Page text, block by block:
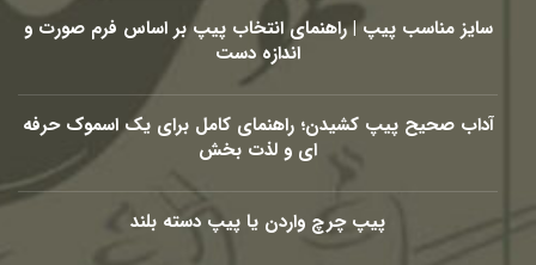
سایز مناسب پیپ | راهنمای انتخاب پیپ بر اساس فرم صورت و
اندازه دست
آداب صحیح پیپ کشیدن؛ راهنمای کامل برای یک اسموک حرفه
ای و لذت بخش
پیپ چرچ واردن یا پیپ دسته بلند